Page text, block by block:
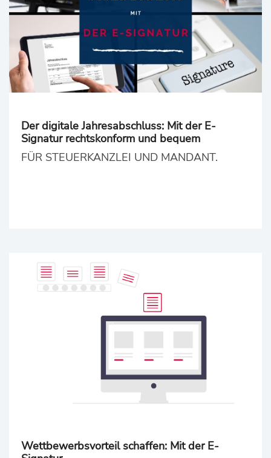
Der digitale Jahresabschluss: Mit der E-
Signatur rechtskonform und bequem
FÜR STEUERKANZLEI UND MANDANT.
Wettbewerbsvorteil schaffen: Mit der E-